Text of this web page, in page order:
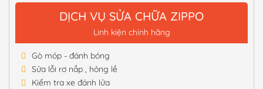
DỊCH VỤ SỬA CHỮA ZIPPO
Linh kiện chính hãng
Gò móp - đánh bóng
Sửa lỗi rơ nắp , hỏng lề
Kiểm tra xe đánh lửa